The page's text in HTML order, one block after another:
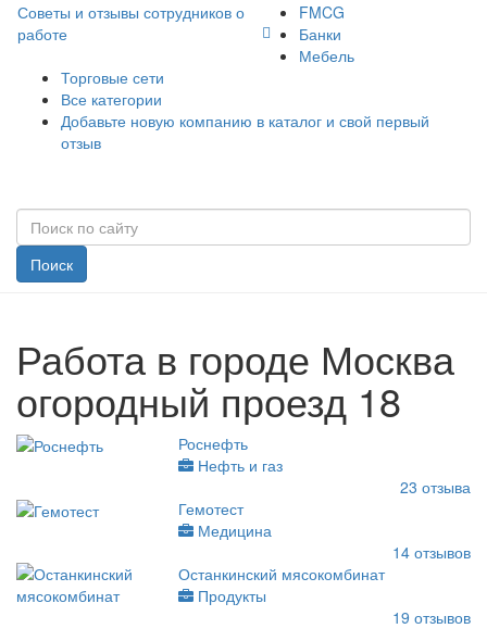
Советы и отзывы сотрудников о
работе
FMCG
Банки
Мебель
Торговые сети
Все категории
Добавьте новую компанию в каталог и свой первый
отзыв
Поиск
Работа в городе Москва
огородный проезд 18
Роснефть
Нефть и газ
23 отзыва
Гемотест
Медицина
14 отзывов
Останкинский мясокомбинат
Продукты
19 отзывов